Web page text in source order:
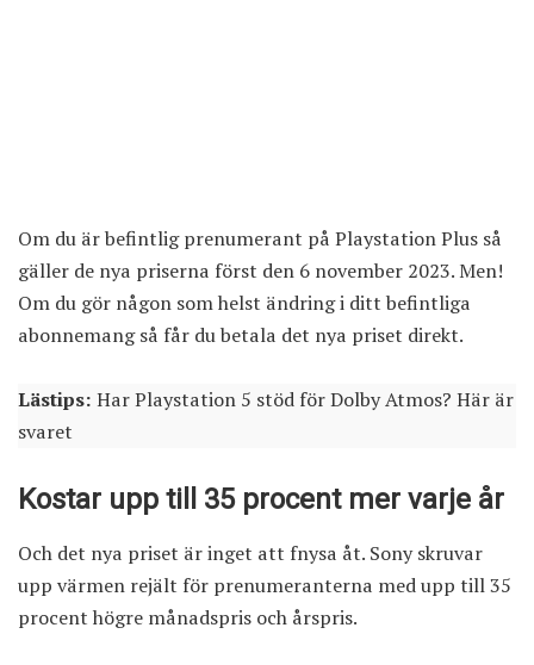
Om du är befintlig prenumerant på Playstation Plus så
gäller de nya priserna först den 6 november 2023. Men!
Om du gör någon som helst ändring i ditt befintliga
abonnemang så får du betala det nya priset direkt.
Lästips: Har Playstation 5 stöd för Dolby Atmos? Här är
svaret
Kostar upp till 35 procent mer varje år
Och det nya priset är inget att fnysa åt. Sony skruvar
upp värmen rejält för prenumeranterna med upp till 35
procent högre månadspris och årspris.